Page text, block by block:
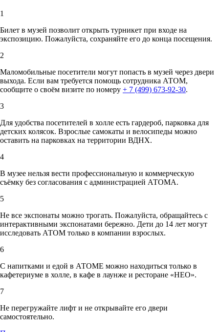
1
Билет в музей позволит открыть турникет при входе на
экспозицию. Пожалуйста, сохраняйте его до конца посещения.
2
Маломобильные посетители могут попасть в музей через двери
выхода. Если вам требуется помощь сотрудника АТОМ,
сообщите о своём визите по номеру + 7 (499) 673-92-30.
3
Для удобства посетителей в холле есть гардероб, парковка для
детских колясок. Взрослые самокаты и велосипеды можно
оставить на парковках на территории ВДНХ.
4
В музее нельзя вести профессиональную и коммерческую
съёмку без согласования с администрацией АТОМА.
5
Не все экспонаты можно трогать. Пожалуйста, обращайтесь с
интерактивными экспонатами бережно. Дети до 14 лет могут
исследовать АТОМ только в компании взрослых.
6
С напитками и едой в АТОМЕ можно находиться только в
кафетериуме в холле, в кафе в лаунже и ресторане «НЕО».
7
Не перегружайте лифт и не открывайте его двери
самостоятельно.